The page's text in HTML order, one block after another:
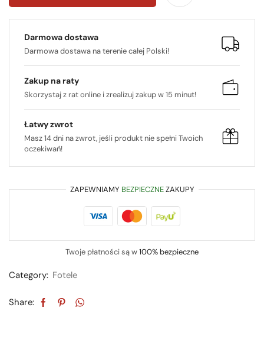
Darmowa dostawa
Darmowa dostawa na terenie całej Polski!
Zakup na raty
Skorzystaj z rat online i zrealizuj zakup w 15 minut!
Łatwy zwrot
Masz 14 dni na zwrot, jeśli produkt nie spełni Twoich
oczekiwań!
ZAPEWNIAMY BEZPIECZNEZAKUPY
Twoje płatności są w100% bezpieczne
Category: Fotele
Share: